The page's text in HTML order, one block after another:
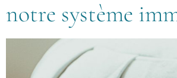
notre système